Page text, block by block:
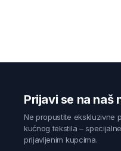
Prijavi se na naš
Ne propustite ekskluzivne
kućnog tekstila –
prijavljenim kupcima.